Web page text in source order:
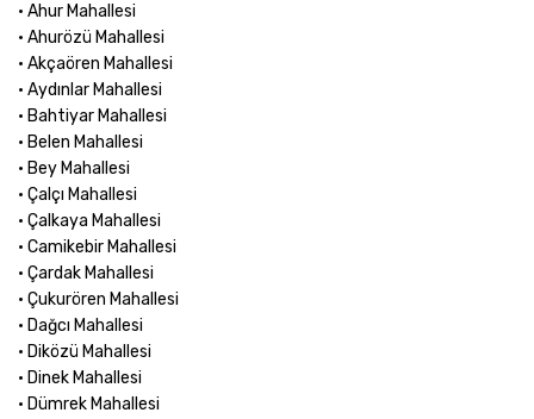
• Ahur Mahallesi
• Ahurözü Mahallesi
• Akçaören Mahallesi
• Aydınlar Mahallesi
• Bahtiyar Mahallesi
• Belen Mahallesi
• Bey Mahallesi
• Çalçı Mahallesi
• Çalkaya Mahallesi
• Camikebir Mahallesi
• Çardak Mahallesi
• Çukurören Mahallesi
• Dağcı Mahallesi
• Diközü Mahallesi
• Dinek Mahallesi
• Dümrek Mahallesi